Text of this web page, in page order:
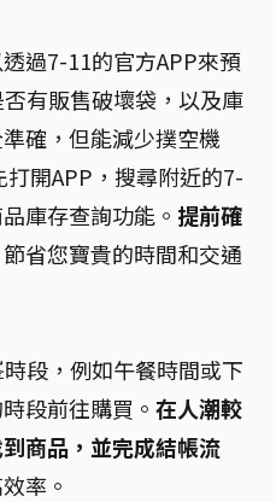
過7-11的官方APP來預
有販售破壞袋，以及庫
確，但能減少撲空機
開APP，搜尋附近的7-
庫存查詢功能。 提前確
省您寶貴的時間和交通
段，例如午餐時間或下
段前往購買。 在人潮較
商品，並完成結帳流
率。